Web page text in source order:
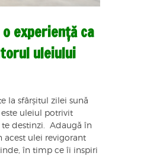
experiență ca
uleiului
la sfârșitul zilei sună
uleiul potrivit
te destinzi. Adaugă în
acest ulei revigorant
în timp ce îi inspiri